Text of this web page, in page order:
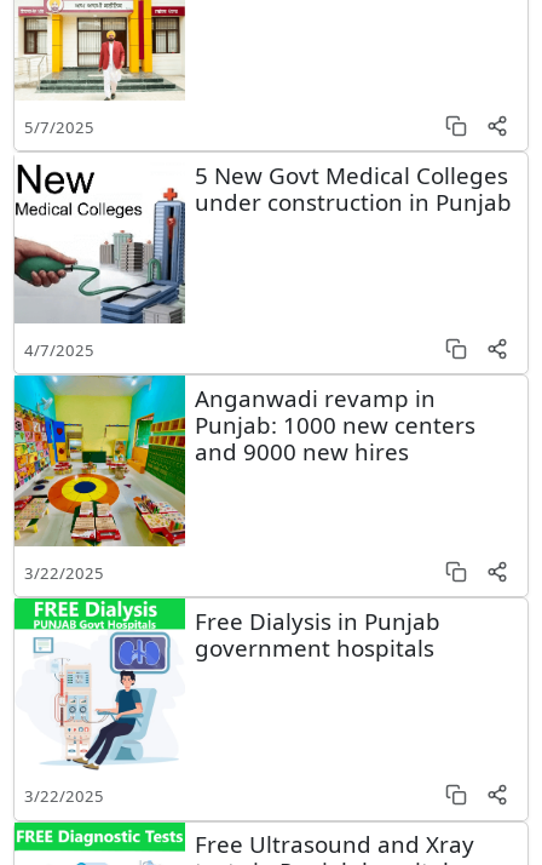
5/7/2025
5 New Govt Medical Colleges
under construction in Punjab
4/7/2025
Anganwadi revamp in
Punjab: 1000 new centers
and 9000 new hires
3/22/2025
Free Dialysis in Punjab
government hospitals
3/22/2025
Free Ultrasound and Xray